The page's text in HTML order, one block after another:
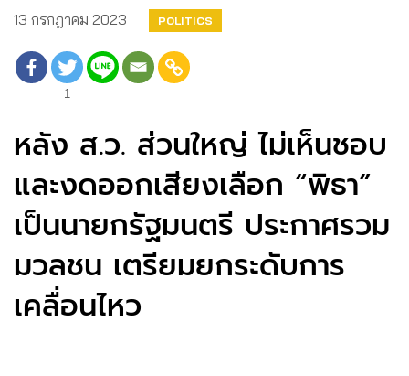
13 กรกฎาคม 2023 POLITICS
1
หลัง ส.ว. ส่วนใหญ่ ไม่เห็นชอบ
และงดออกเสียงเลือก “พิธา”
เป็นนายกรัฐมนตรี ประกาศรวม
มวลชน เตรียมยกระดับการ
เคลื่อนไหว